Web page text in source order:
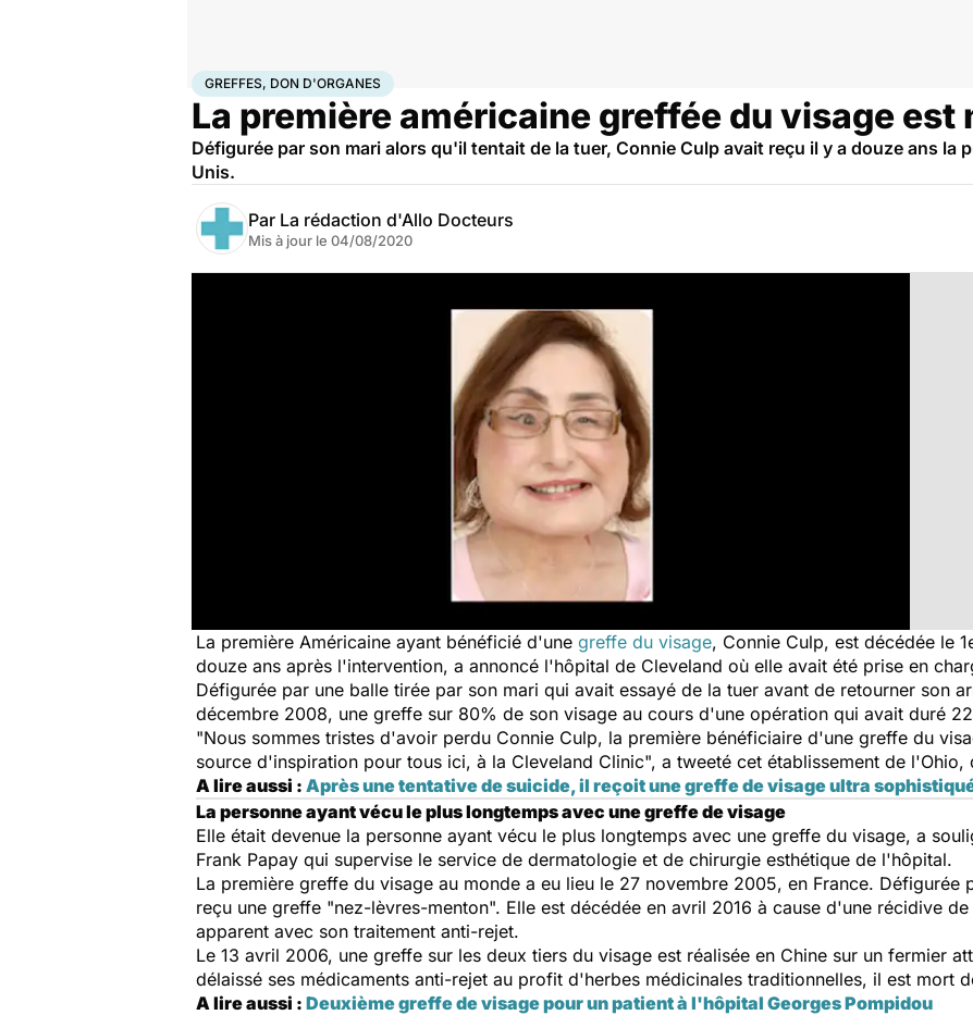
AccueilSantéGreffes, don d'organes
GREFFES, DON D'ORGANES
La première américaine greffée du visage est
Défigurée par son mari alors qu'il tentait de la tuer, Connie Culp avait reçu il y a douze ans la
Unis.
Par La rédaction d'Allo Docteurs
Mis à jour le 04/08/2020
La première Américaine ayant bénéficié d'une greffe du visage, Connie Culp, est décédée le
douze ans après l'intervention, a annoncé l'hôpital de Cleveland où elle avait été prise en
Défigurée par une balle tirée par son mari qui avait essayé de la tuer avant de retourner son
décembre 2008, une greffe sur 80% de son visage au cours d'une opération qui avait duré
"Nous sommes tristes d'avoir perdu Connie Culp, la première bénéficiaire d'une greffe du
source d'inspiration pour tous ici, à la Cleveland Clinic", a tweeté cet établissement de l'Ohio,
A lire aussi : Après une tentative de suicide, il reçoit une greffe de visage ultra
La personne ayant vécu le plus longtemps avec une greffe de visage
Elle était devenue la personne ayant vécu le plus longtemps avec une greffe du visage, a
Frank Papay qui supervise le service de dermatologie et de chirurgie esthétique de l'hôpital.
La première greffe du visage au monde a eu lieu le 27 novembre 2005, en France. Défigurée
reçu une greffe "nez-lèvres-menton". Elle est décédée en avril 2016 à cause d'une récidive
apparent avec son traitement anti-rejet.
Le 13 avril 2006, une greffe sur les deux tiers du visage est réalisée en Chine sur un fermier
délaissé ses médicaments anti-rejet au profit d'herbes médicinales traditionnelles, il est mort
A lire aussi : Deuxième greffe de visage pour un patient à l'hôpital Georges Pompidou